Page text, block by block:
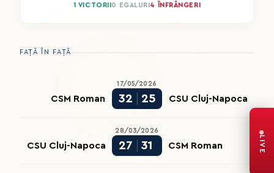
1 VICTORII 0 EGALURI 4 ÎNFRÂNGERI
FAȚĂ ÎN FAȚĂ
17/05/2026
CSM Roman 32 25 CSU Cluj-Napoca
28/03/2026
CSU Cluj-Napoca 27 31 CSM Roman LIVE